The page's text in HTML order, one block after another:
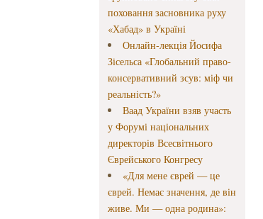
поховання засновника руху
«Хабад» в Україні
Онлайн-лекція Йосифа
Зісельса «Глобальний право-
консервативний зсув: міф чи
реальність?»
Ваад України взяв участь
у Форумі національних
директорів Всесвітнього
Єврейського Конгресу
«Для мене єврей — це
єврей. Немає значення, де він
живе. Ми — одна родина»: